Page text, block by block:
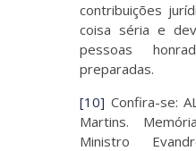
contribuições
coisa séria e
pessoas
preparadas.
[10] Confira-se:
Martins.
Ministro